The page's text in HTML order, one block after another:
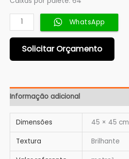
WhatsApp
Solicitar Orçamento
Informação adicional
Dimensões 45 × 45 cm
Textura Brilhante